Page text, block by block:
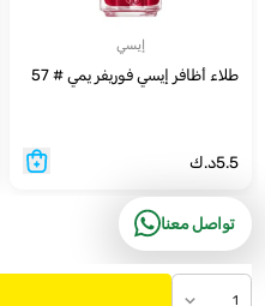
1
إيسي
طلاء أظافر إيسي فوريفر يمي # 57
5.5د.ك
تواصل معنا